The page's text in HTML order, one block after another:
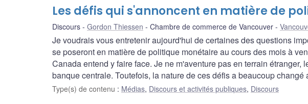
Les défis qui s'annoncent en matière de
Discours Gordon Thiessen Chambre de commerce de Vancouver
Je voudrais vous entretenir aujourd'hui de certaines des questions
se poseront en matière de politique monétaire au cours des mois à
Canada entend y faire face. Je ne m'aventure pas en terrain
banque centrale. Toutefois, la nature de ces défis a beaucoup
Type(s) de contenu : Médias, Discours et activités publiques, Discours